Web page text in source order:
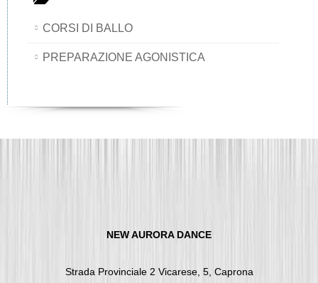
CORSI DI BALLO
PREPARAZIONE AGONISTICA
NEW AURORA DANCE
Strada Provinciale 2 Vicarese, 5, Caprona